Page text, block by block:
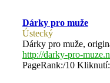
Dárky pro muže
Ústecký
Dárky pro muže,
http://darky-pro-
PageRank:/10